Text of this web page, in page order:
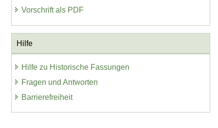
Vorschrift als PDF
Hilfe
Hilfe zu Historische Fassungen
Fragen und Antworten
Barrierefreiheit